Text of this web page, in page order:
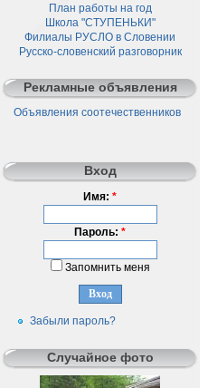
План работы на год
Школа "СТУПЕНЬКИ"
Филиалы РУСЛО в Словении
Русско-словенский разговорник
Рекламные объявления
Объявления соотечественников
Вход
Имя: *
Пароль: *
Запомнить меня
Забыли пароль?
Случайное фото